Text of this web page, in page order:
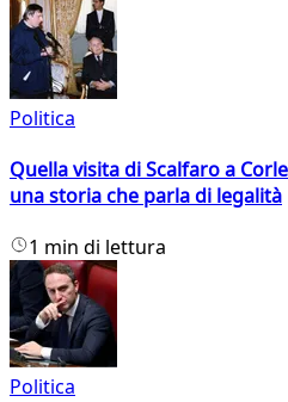
Politica
Quella visita di Scalfaro a
una storia che parla di legalità
1 min di lettura
Politica